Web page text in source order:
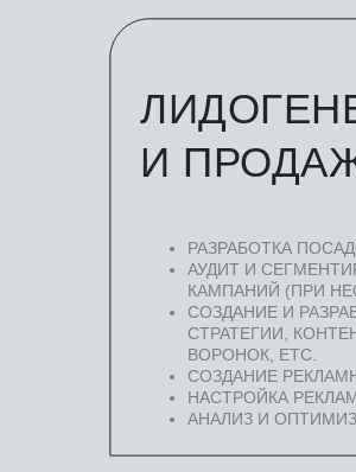
РАЗРАБОТКА
АУДИТ И
КАМПАНИЙ (ПРИ
СОЗДАНИЕ И
СТРАТЕГИИ,
ВОРОНОК, ЕТС.
СОЗДАНИЕ
НАСТРОЙКА
АНАЛИЗ И
И